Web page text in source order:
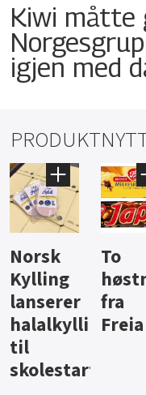
Kiwi måtte
igjen med
Knalltall
for Açai
Bowl
Aass
bli
i lite-